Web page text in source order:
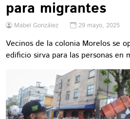
para migrantes
Mabel González 29 mayo, 2025
Vecinos de la colonia Morelos se
edificio sirva para las personas en